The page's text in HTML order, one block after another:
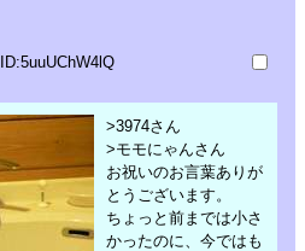
ID:5uuUChW4lQ
>3974さん
>モモにゃんさん
お祝いのお言葉ありが
とうございます。
ちょっと前までは小さ
かったのに、今ではも